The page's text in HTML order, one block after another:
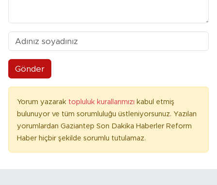
Gönder
Yorum yazarak topluluk kurallarımızı kabul etmiş
bulunuyor ve tüm sorumluluğu üstleniyorsunuz. Yazılan
yorumlardan Gaziantep Son Dakika Haberler Reform
Haber hiçbir şekilde sorumlu tutulamaz.